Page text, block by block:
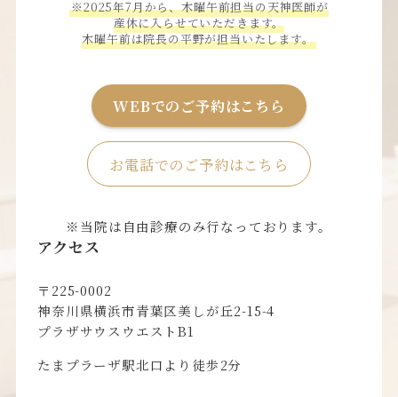
※2025年7月から、木曜午前担当の天神医師が
産休に入らせていただきます。
木曜午前は院長の平野が担当いたします。
WEBでのご予約はこちら
お電話でのご予約はこちら
※当院は自由診療のみ行なっております。
アクセス
〒225-0002
神奈川県横浜市青葉区美しが丘2-15-4
プラザサウスウエストB1
たまプラーザ駅北口より徒歩2分